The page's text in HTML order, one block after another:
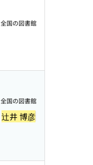
全国の図書館
辻井 博彦
全国の図書館